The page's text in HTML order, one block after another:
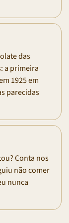
das
a primeira
1925 em
parecidas
Conta nos
não comer
nunca